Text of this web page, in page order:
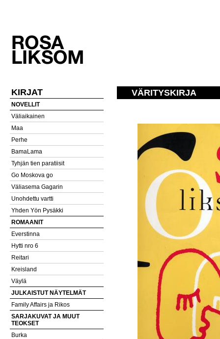
KIRJAT
NOVELLIT
Väliaikainen
Maa
Perhe
BamaLama
Tyhjän tien paratiisit
Go Moskova go
Väliasema Gagarin
Unohdettu vartti
Yhden Yön Pysäkki
ROMAANIT
Everstinna
Hytti nro 6
Reitari
Kreisland
Väylä
JULKAISTUT NÄYTELMÄT
Family Affairs ja Rikos
SARJAKUVAT JA MUUT
TEOKSET
Burka
VÄRITYSKIRJA